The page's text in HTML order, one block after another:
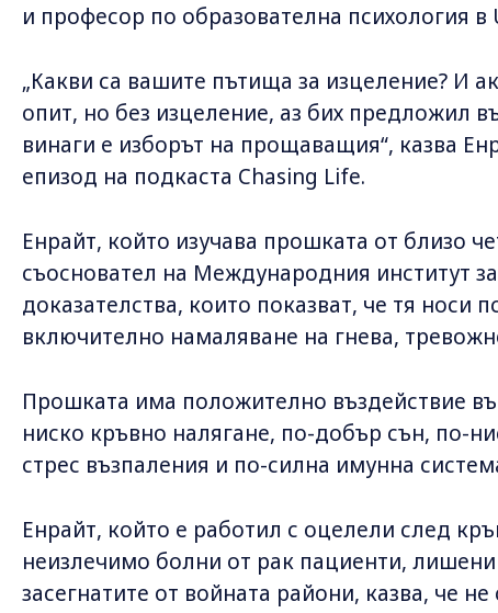
и професор по образователна психология
„Какви са вашите пътища за изцеление? И
опит, но без изцеление, аз бих предложил
винаги е изборът на прощаващия“, казва
епизод на подкаста Chasing Life.
Енрайт, който изучава прошката от близо
съосновател на Международния институт
доказателства, които показват, че тя носи
включително намаляване на гнева,
Прошката има положително въздействие
ниско кръвно налягане, по-добър сън, по-
стрес възпаления и по-силна имунна
Енрайт, който е работил с оцелели след
неизлечимо болни от рак пациенти,
засегнатите от войната райони, казва, че